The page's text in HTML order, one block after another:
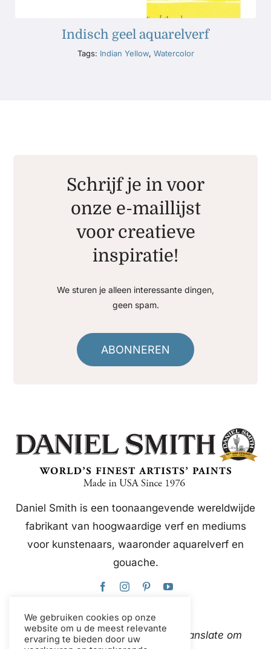
Indisch geel aquarelverf
Tags: Indian Yellow, Watercolor
Schrijf je in voor
onze e-maillijst
voor creatieve
inspiratie!
We sturen je alleen interessante dingen,
geen spam.
ABONNEREN
Daniel Smith is een toonaangevende wereldwijde
fabrikant van hoogwaardige verf en mediums
voor kunstenaars, waaronder aquarelverf en
gouache.
Deze website gebruikt Google Translate om
We gebruiken cookies op onze
website om u de meest relevante
ervaring te bieden door uw